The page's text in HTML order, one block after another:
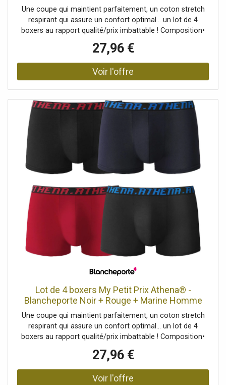
Une coupe qui maintient parfaitement, un coton stretch
respirant qui assure un confort optimal... un lot de 4
boxers au rapport qualité/prix imbattable ! Composition•
Maille jersey 95% coton, 5% élasthanne.Description•
Coupe confortable.• Large élastique siglé à la taille.•
Devant doublé.• En lot de 4Blancheporte s’engage • Ce
produit est labellisé OEKO-TEX® STANDARD 100 (n° CQ
des exigences réglementaires en vigueur sur le plan
national et européen.
27,96 €
Lot de 4 boxers My Petit Prix Athena® -
Blancheporte Noir + Rouge + Marine Homme
Une coupe qui maintient parfaitement, un coton stretch
respirant qui assure un confort optimal... un lot de 4
boxers au rapport qualité/prix imbattable ! Composition•
Coupe confortable.• Large élastique siglé à la taille.•
Devant doublé.• En lot de 4Blancheporte s’engage • Ce
produit est labellisé OEKO-TEX® STANDARD 100 (n° CQ
27,96 €